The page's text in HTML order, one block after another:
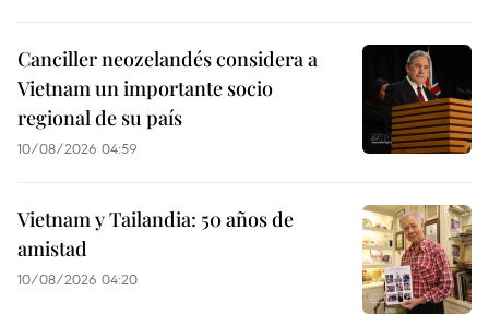
Canciller neozelandés considera a
Vietnam un importante socio
regional de su país
10/08/2026 04:59
Vietnam y Tailandia: 50 años de
amistad
10/08/2026 04:20